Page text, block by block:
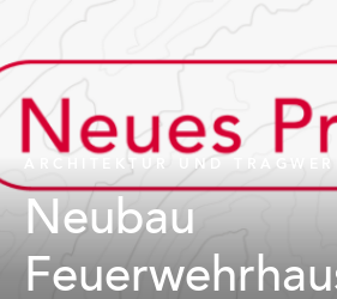
ARCHITEKTUR UND
Neubau